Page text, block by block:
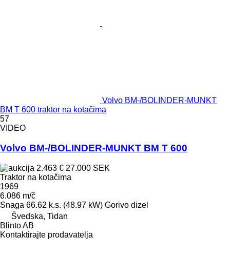
Volvo BM-/BOLINDER-MUNKT
BM T 600 traktor na kotačima
57
VIDEO
Volvo BM-/BOLINDER-MUNKT BM T 600
2.463 € 27.000 SEK
Traktor na kotačima
1969
6.086 m/č
Snaga 66.62 k.s. (48.97 kW) Gorivo dizel
Švedska, Tidan
Blinto AB
Kontaktirajte prodavatelja